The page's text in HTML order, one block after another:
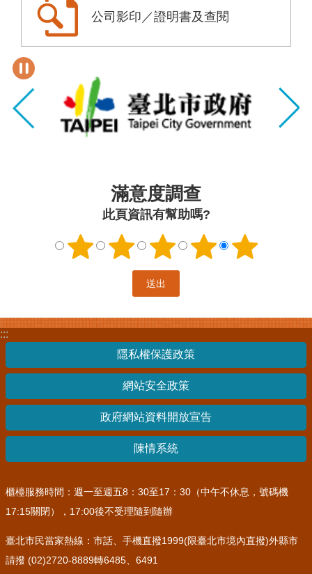
公司影印／證明書及查閱
滿意度調查
此頁資訊有幫助嗎?
:::
隱私權保護政策
網站安全政策
政府網站資料開放宣告
陳情系統
櫃檯服務時間：週一至週五8：30至17：30（中午不休息，號碼機
17:15關閉），17:00後不受理隨到隨辦
臺北市民當家熱線：市話、手機直撥1999(限臺北市境內直撥)外縣市
請撥 (02)2720-8889轉6485、6491